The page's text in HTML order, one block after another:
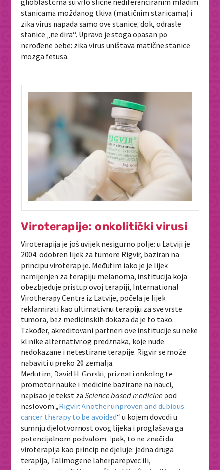
stanicama moždanog tkiva (matičnim stanicama) i
zika virus napada samo ove stanice, dok, odrasle
stanice „ne dira“. Upravo je stoga opasan po
nerođene bebe: zika virus uništava matične stanice
mozga fetusa.
Viroterapije: onkolitički virusi
Viroterapija je još uvijek nesigurno polje: u Latviji je
2004. odobren lijek za tumore Rigvir, baziran na
principu viroterapije. Međutim iako je je lijek
namijenjen za terapiju melanoma, institucija koja
obezbjeđuje pristup ovoj terapiji, International
Virotherapy Centre iz Latvije, počela je lijek
reklamirati kao ultimativnu terapiju za sve vrste
tumora, bez medicinskih dokaza da je to tako.
Također, akreditovani partneri ove institucije su neke
klinike alternativnog predznaka, koje nude
nedokazane i netestirane terapije. Rigvir se može
nabaviti u preko 20 zemalja.
Međutim, David H. Gorski, priznati onkolog te
promotor nauke i medicine bazirane na nauci,
napisao je tekst zaScience based medicine pod
naslovom „Rigvir: Another unproven and dubious
cancer therapy to be avoided“ u kojem dovodi u
sumnju djelotvornost ovog lijeka i proglašava ga
potencijalnom podvalom. Ipak, to ne znači da
viroterapija kao princip ne djeluje: jedna druga
terapija, Talimogene laherparepvec ili,